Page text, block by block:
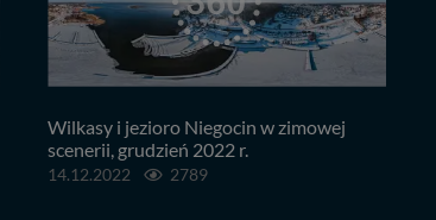
Wilkasy i jezioro Niegocin w zimowej
scenerii, grudzień 2022 r.
14.12.2022 2789